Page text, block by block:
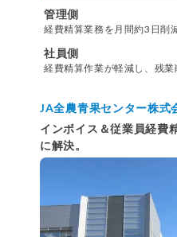
管理側
経費精算業務を月間約3日削
社員側
経費精算作業が軽減し、残業
JA全農青果センター株式
インボイス＆従業員経費
に解決。